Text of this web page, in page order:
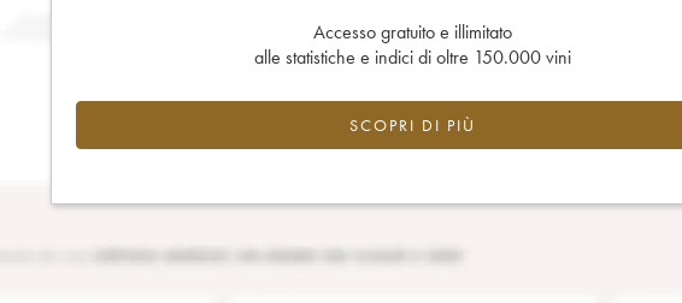
Accesso gratuito e illimitato
alle statistiche e indici di oltre 150.000 vini
SCOPRI DI PIÙ